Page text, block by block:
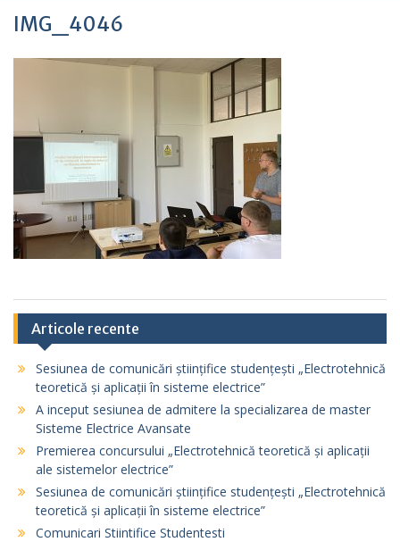
IMG_4046
Articole recente
Sesiunea de comunicări științifice studențești „Electrotehnică
teoretică și aplicații în sisteme electrice”
A inceput sesiunea de admitere la specializarea de master
Sisteme Electrice Avansate
Premierea concursului „Electrotehnică teoretică și aplicații
ale sistemelor electrice”
Sesiunea de comunicări științifice studențești „Electrotehnică
teoretică și aplicații în sisteme electrice”
Comunicari Stiintifice Studentesti